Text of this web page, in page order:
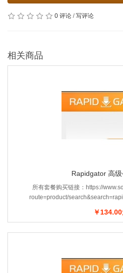
0 评论 /写评论
相关商品
Rapidgator 高
所有套餐购买链接：https://
route=product/
￥